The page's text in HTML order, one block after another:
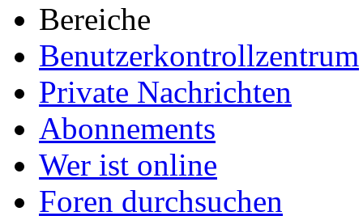
Bereiche
Benutzerkontrollzentrum
Private Nachrichten
Abonnements
Wer ist online
Foren durchsuchen